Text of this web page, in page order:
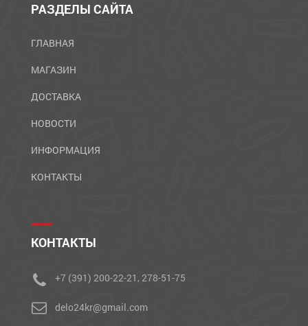
РАЗДЕЛЫ САЙТА
ГЛАВНАЯ
МАГАЗИН
ДОСТАВКА
НОВОСТИ
ИНФОРМАЦИЯ
КОНТАКТЫ
КОНТАКТЫ
+7 (391) 200-22-21, 278-51-75
delo24kr@gmail.com